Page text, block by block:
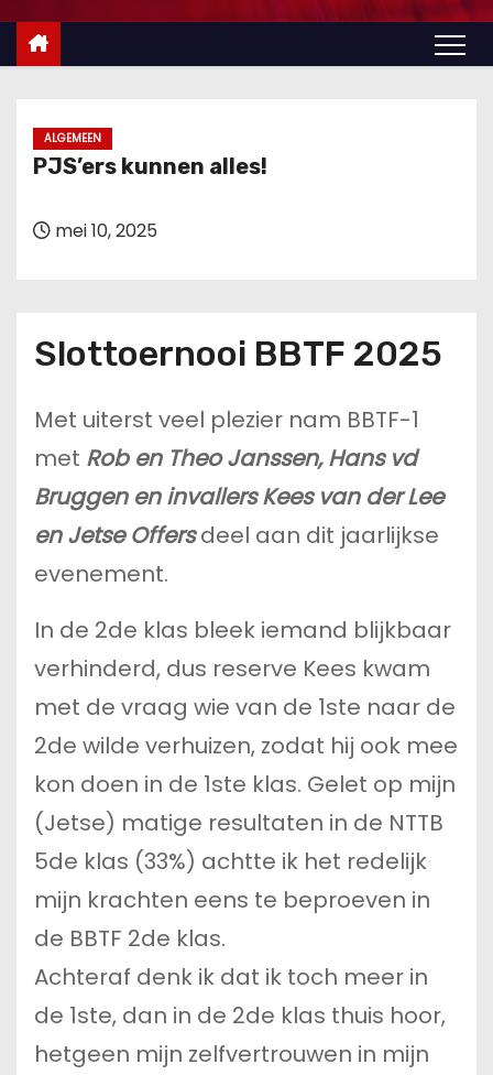
ALGEMEEN
PJS’ers kunnen alles!
mei 10, 2025
Slottoernooi BBTF 2025
Met uiterst veel plezier nam BBTF-1
met Rob en Theo Janssen, Hans vd
Bruggen en invallers Kees van der Lee
en Jetse Offersdeel aan dit jaarlijkse
evenement.
In de 2de klas bleek iemand blijkbaar
verhinderd, dus reserve Kees kwam
met de vraag wie van de 1ste naar de
2de wilde verhuizen, zodat hij ook mee
kon doen in de 1ste klas. Gelet op mijn
(Jetse) matige resultaten in de NTTB
5de klas (33%) achtte ik het redelijk
mijn krachten eens te beproeven in
de BBTF 2de klas.
Achteraf denk ik dat ik toch meer in
de 1ste, dan in de 2de klas thuis hoor,
hetgeen mijn zelfvertrouwen in mijn